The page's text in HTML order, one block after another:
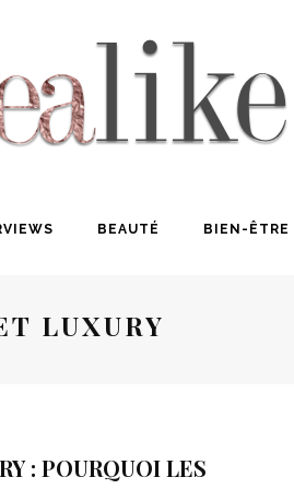
BEAUTÉ BIEN-ÊTRE
LUXURY
: POURQUOI LES